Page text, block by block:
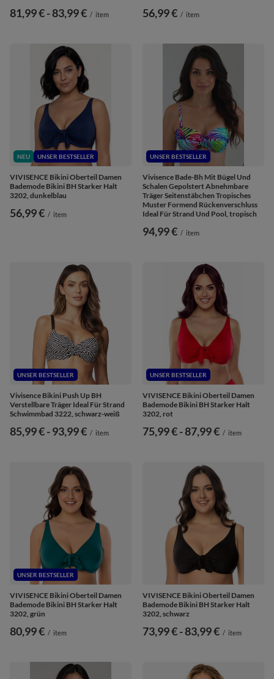
ab
81,99 €-bis
83,99 € / item 56,99 € / item
NEU UNSER BESTSELLER
VIVISENCE Bikini Oberteil Damen
Bademode Bikini BH Starker Halt
3202, dunkelblau
56,99 € / item
UNSER BESTSELLER
Vivisence Bade-Bh Mit Bügel Und
Schalen Gepolstert Abnehmbare
Träger Seitenstäbchen Tropisches
Muster Formend Rückenverschluss
Ideal Für Strand Und Pool, tropisch
94,99 € / item
UNSER BESTSELLER
Vivisence Bikini Push Up BH
Verstellbare Träger Ideal Für Strand
Schwimmbad 3222, schwarz-weiß
ab
85,99 €-bis
93,99 € / item
UNSER BESTSELLER
VIVISENCE Bikini Oberteil Damen
Bademode Bikini BH Starker Halt
3202, rot
ab
75,99 €-bis
87,99 € / item
UNSER BESTSELLER
VIVISENCE Bikini Oberteil Damen
Bademode Bikini BH Starker Halt
3202, grün
80,99 € / item
VIVISENCE Bikini Oberteil Damen
Bademode Bikini BH Starker Halt
3202, schwarz
ab
73,99 €-bis
83,99 € / item